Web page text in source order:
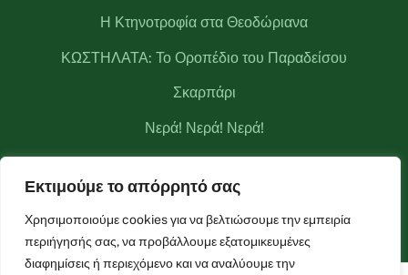
Εκτιμούμε το απόρρητό σας
Χρησιμοποιούμε cookies για να βελτιώσουμε την εμπειρία
περιήγησής σας, να προβάλλουμε εξατομικευμένες
διαφημίσεις ή περιεχόμενο και να αναλύουμε την
Η Κτηνοτροφία στα Θεοδώριανα
ΚΩΣΤΗΛΑΤΑ: Το Οροπέδιο του Παραδείσου
Σκαρπάρι
Νερά! Νερά! Νερά!
Μετεωρολογικός σταθμός Θεοδωριάνων